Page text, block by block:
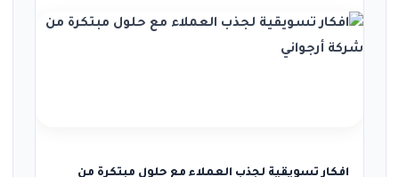
افكار تسويقية لجذب العملاء مع حلول مبتكرة من